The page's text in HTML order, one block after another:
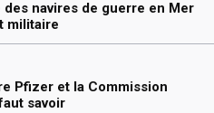
navires de guerre en Mer
militaire
Pfizer et la Commission
savoir